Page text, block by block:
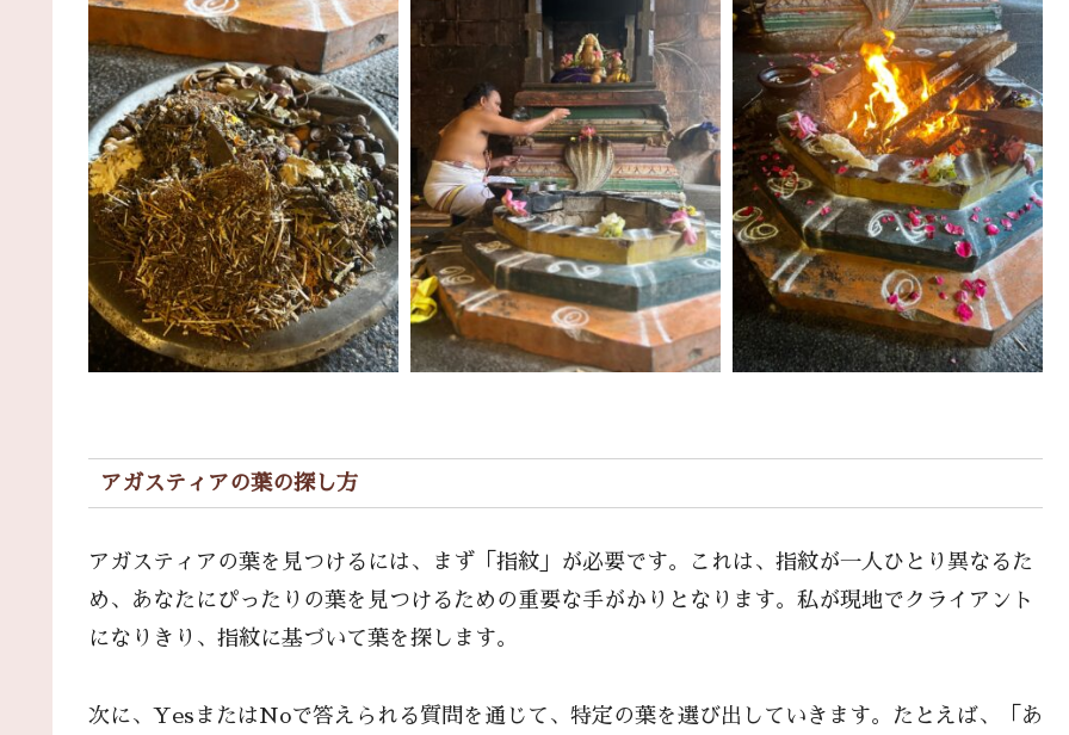
アガスティアの葉の探し方
アガスティアの葉を見つけるには、まず「指紋」が必要です。これは、指紋が一人ひとり異なるた
め、あなたにぴったりの葉を見つけるための重要な手がかりとなります。私が現地でクライアント
になりきり、指紋に基づいて葉を探します。
次に、YesまたはNoで答えられる質問を通じて、特定の葉を選び出していきます。たとえば、「あ